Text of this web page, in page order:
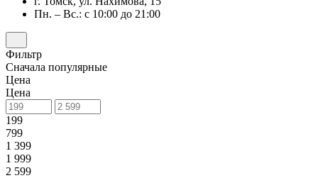
Пн. – Вс.: с 10:00 до 21:00
Фильтр
Сначала популярные
Цена
Цена
199
799
1 399
1 999
2 599